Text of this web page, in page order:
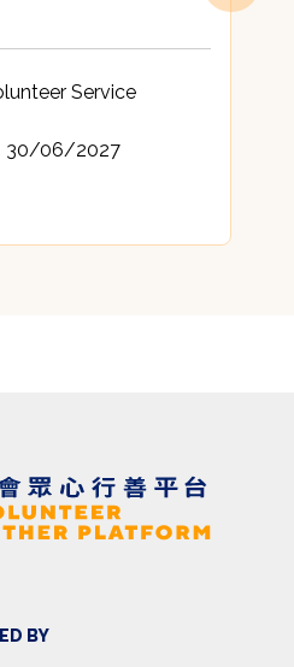
Service
30/06/2027
BY